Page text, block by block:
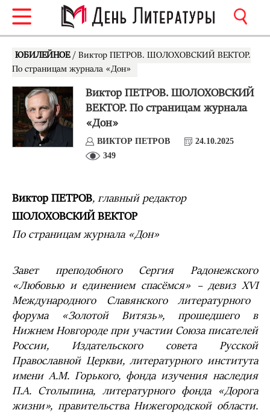
ЮБИЛЕЙНОЕ / Виктор ПЕТРОВ. ШОЛОХОВСКИЙ ВЕКТОР.
По страницам журнала «Дон»
Виктор ПЕТРОВ. ШОЛОХОВСКИЙ
ВЕКТОР. По страницам журнала
«Дон»
ВИКТОР ПЕТРОВ
24.10.2025
349
Виктор ПЕТРОВ, главный редактор
ШОЛОХОВСКИЙ ВЕКТОР
По страницам журнала «Дон»
Завет преподобного Сергия Радонежского
«Любовью и единением спасёмся» – девиз ХVI
Международного Славянского литературного
форума «Золотой Витязь», прошедшего в
Нижнем Новгороде при участии Союза писателей
России, Издательского совета Русской
Православной Церкви, литературного института
имени А.М. Горького, фонда изучения наследия
П.А. Столыпина, литературного фонда «Дорога
жизни», правительства Нижегородской области.